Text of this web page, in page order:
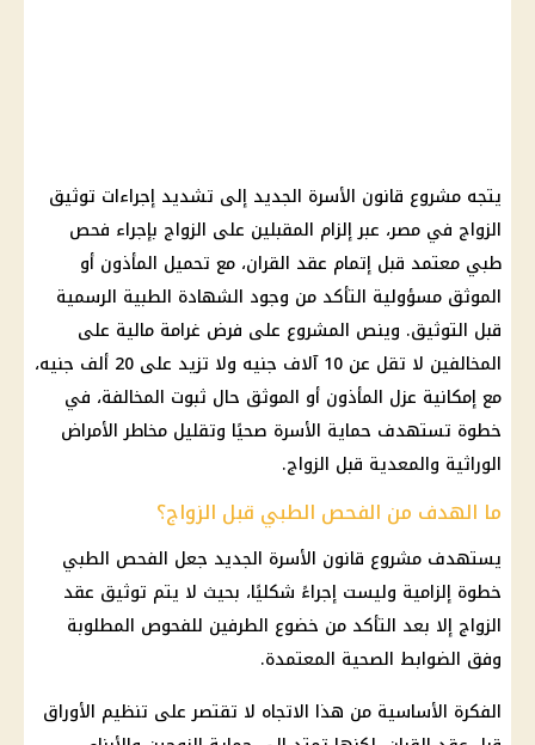
يتجه مشروع قانون الأسرة الجديد إلى تشديد إجراءات توثيق
الزواج في مصر، عبر إلزام المقبلين على الزواج بإجراء فحص
طبي معتمد قبل إتمام عقد القران، مع تحميل المأذون أو
الموثق مسؤولية التأكد من وجود الشهادة الطبية الرسمية
قبل التوثيق. وينص المشروع على فرض غرامة مالية على
المخالفين لا تقل عن 10 آلاف جنيه ولا تزيد على 20 ألف جنيه،
مع إمكانية عزل المأذون أو الموثق حال ثبوت المخالفة، في
خطوة تستهدف حماية الأسرة صحيًا وتقليل مخاطر الأمراض
الوراثية والمعدية قبل الزواج.
ما الهدف من الفحص الطبي قبل الزواج؟
يستهدف مشروع قانون الأسرة الجديد جعل الفحص الطبي
خطوة إلزامية وليست إجراءً شكليًا، بحيث لا يتم توثيق عقد
الزواج إلا بعد التأكد من خضوع الطرفين للفحوص المطلوبة
وفق الضوابط الصحية المعتمدة.
الفكرة الأساسية من هذا الاتجاه لا تقتصر على تنظيم الأوراق